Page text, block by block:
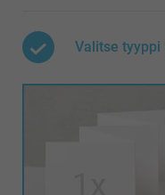
Valitse tyyppi